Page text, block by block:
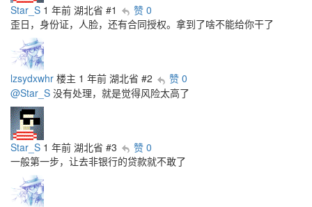
Star_S 1 年前 湖北省 #1
赞 0
歪日，身份证，人脸，还有合同授权。拿到了啥不能给你干了
lzsydxwhr 楼主 1 年前 湖北省 #2
赞 0
@Star_S 没有处理，就是觉得风险太高了
Star_S 1 年前 湖北省 #3
赞 0
一般第一步，让去非银行的贷款就不敢了